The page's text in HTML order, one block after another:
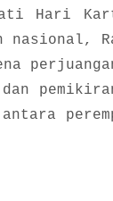
Hari
nasional,